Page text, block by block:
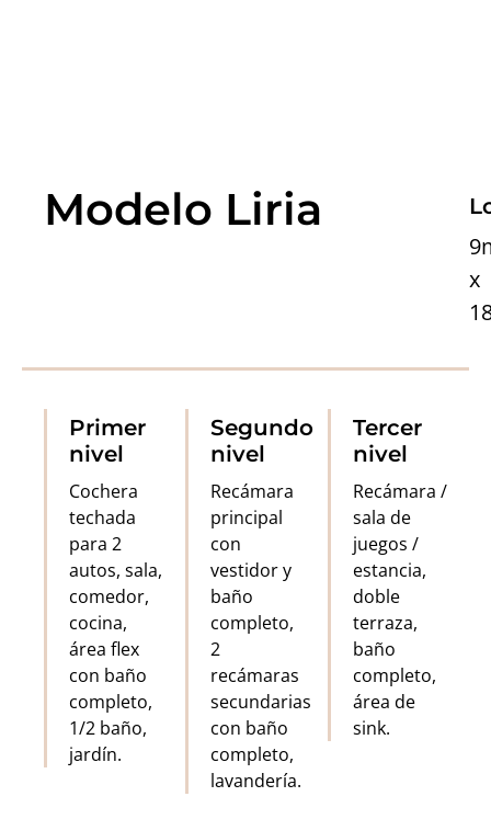
Modelo Liria
x
Primer
nivel
Cochera
techada
para 2
autos, sala,
comedor,
cocina,
área flex
con baño
completo,
1/2 baño,
jardín.
Segundo
nivel
Recámara
principal
con
vestidor y
baño
completo,
2
recámaras
secundarias
con baño
completo,
lavandería.
Tercer
nivel
Recámara /
sala de
juegos /
estancia,
doble
terraza,
baño
completo,
área de
sink.